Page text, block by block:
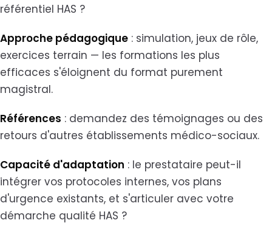
référentiel HAS ?
Approche pédagogique : simulation, jeux de rôle,
exercices terrain — les formations les plus
efficaces s'éloignent du format purement
magistral.
Références : demandez des témoignages ou des
retours d'autres établissements médico-sociaux.
Capacité d'adaptation : le prestataire peut-il
intégrer vos protocoles internes, vos plans
d'urgence existants, et s'articuler avec votre
démarche qualité HAS ?